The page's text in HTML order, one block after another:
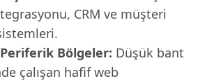
CRM ve müşteri
Periferik Bölgeler: Düşük bant
çalışan hafif web